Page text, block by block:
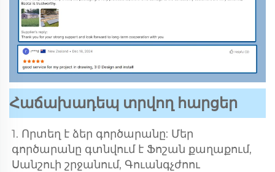
Հաճախադեպ տրվող հարցեր
1. Որտեղ է ձեր գործարանը: Մեր
գործարանը գտնվում է Ֆոշան քաղաքում,
Սանշուի շրջանում, Գուանգչժոու